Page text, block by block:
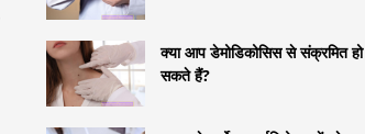
क्या आप डेमोडिकोसिस से संक्रमित हो
सकते हैं?